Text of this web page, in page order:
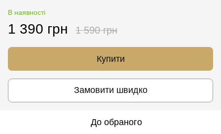
В наявності
1 390 грн 1 590 грн
Купити
Замовити швидко
До обраного